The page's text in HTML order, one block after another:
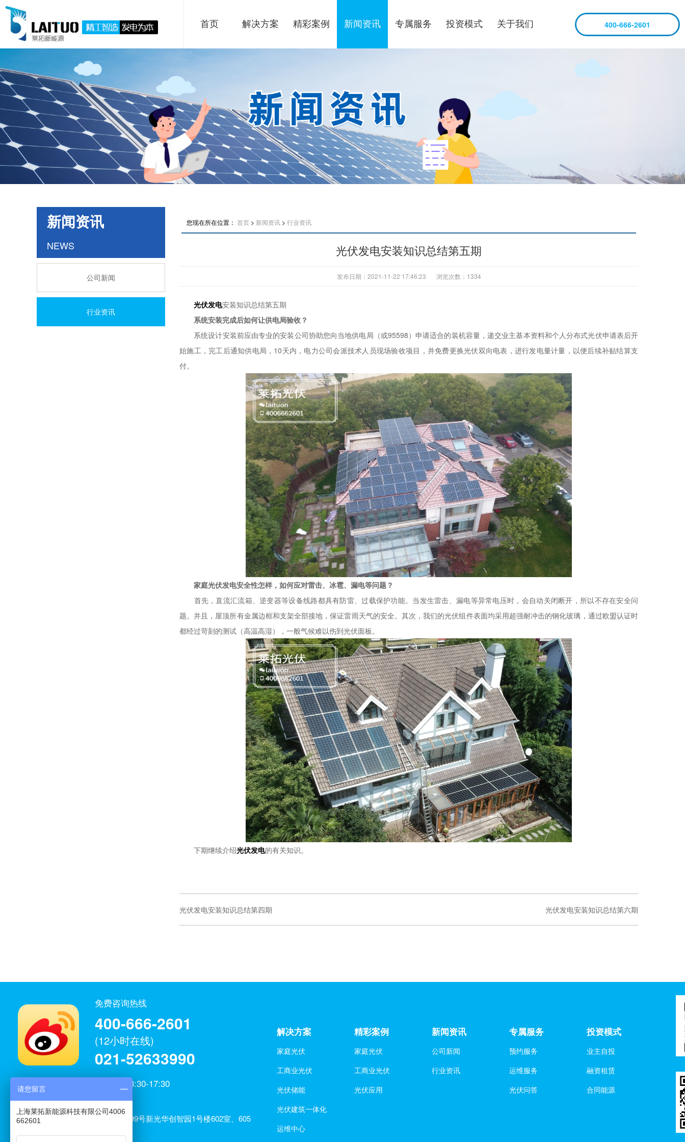
首页 解决方案 精彩案例 新闻资讯 专属服务 投资模式 关于我们 400-666-2601
新闻资讯
NEWS
公司新闻
行业资讯
您现在所在位置： 首页 > 新闻资讯 > 行业资讯
光伏发电安装知识总结第五期
发布日期：2021-11-22 17:46:23 浏览次数： 1334
光伏发电安装知识总结第五期
系统安装完成后如何让供电局验收？
系统设计安装前应由专业的安装公司协助您向当地供电局（或95598）申请适合的装机容量，递交业主基本资料和个人分布式光伏申请表后开
始施工，完工后通知供电局，10天内，电力公司会派技术人员现场验收项目，并免费更换光伏双向电表，进行发电量计量，以便后续补贴结算支
付。
家庭光伏发电安全性怎样，如何应对雷击、冰雹、漏电等问题？
首先，直流汇流箱、逆变器等设备线路都具有防雷、过载保护功能。当发生雷击、漏电等异常电压时，会自动关闭断开，所以不存在安全问
题。并且，屋顶所有金属边框和支架全部接地，保证雷雨天气的安全。其次，我们的光伏组件表面均采用超强耐冲击的钢化玻璃，通过欧盟认证时
都经过苛刻的测试（高温高湿），一般气候难以伤到光伏面板。
下期继续介绍光伏发电的有关知识。
光伏发电安装知识总结第四期 光伏发电安装知识总结第六期
微博官方
免费咨询热线
400-666-2601
(12小时在线)
021-52633990
工作日：8:30-17:30
上海莱拓新能源科技有限公司
公司地址：上海市闵行区元江路3699号新光华创智园1号楼602室、605
解决方案
家庭光伏
工商业光伏
光伏储能
光伏建筑一体化
运维中心
精彩案例
家庭光伏
工商业光伏
光伏应用
新闻资讯
公司新闻
行业资讯
专属服务
预约服务
运维服务
光伏问答
投资模式
业主自投
融资租赁
合同能源
请您留言
上海莱拓新能源科技有限公司4006
662601